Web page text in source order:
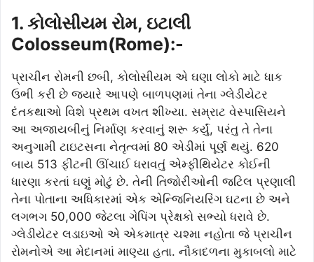
1. કોલોસીયમ રોમ, ઇટાલી
Colosseum(Rome):-
પ્રાચીન રોમની છબી, કોલોસીયમ એ ઘણા લોકો માટે ધાક
ઉભી કરી છે જ્યારે આપણે બાળપણમાં તેના ગ્લેડીયેટર
દંતકથાઓ વિશે પ્રથમ વખત શીખ્યા. સમ્રાટ વેસ્પાસિયને
આ અજાયબીનું નિર્માણ કરવાનું શરૂ કર્યું, પરંતુ તે તેના
અનુગામી ટાઇટસના નેતૃત્વમાં 80 એડીમાં પૂર્ણ થયું. 620
બાય 513 ફીટની ઊંચાઈ ધરાવતું એમ્ફીથિયેટર કોઈની
ધારણા કરતાં ઘણું મોટું છે. તેની તિજોરીઓની જટિલ પ્રણાલી
તેના પોતાના અધિકારમાં એક એન્જિનિયરિંગ ઘટના છે અને
લગભગ 50,000 જેટલા ગેપિંગ પ્રેક્ષકો સભ્યો ધરાવે છે.
ગ્લેડીયેટર લડાઇઓ એ એકમાત્ર ચશ્મા નહોતા જે પ્રાચીન
રોમનોએ આ મેદાનમાં માણ્યા હતા. નૌકાદળના મુકાબલો માટે